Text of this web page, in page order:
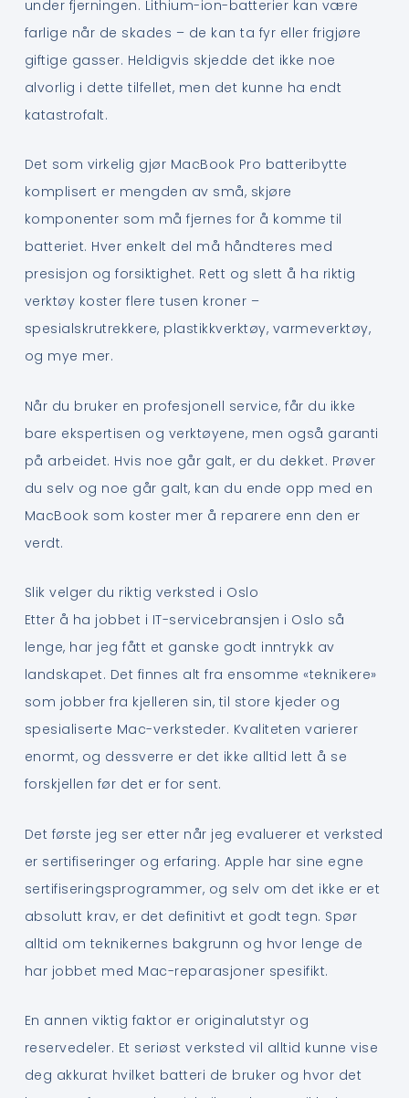
under fjerningen. Lithium-ion-batterier kan være
farlige når de skades – de kan ta fyr eller frigjøre
giftige gasser. Heldigvis skjedde det ikke noe
alvorlig i dette tilfellet, men det kunne ha endt
katastrofalt.
Det som virkelig gjør MacBook Pro batteribytte
komplisert er mengden av små, skjøre
komponenter som må fjernes for å komme til
batteriet. Hver enkelt del må håndteres med
presisjon og forsiktighet. Rett og slett å ha riktig
verktøy koster flere tusen kroner –
spesialskrutrekkere, plastikkverktøy, varmeverktøy,
og mye mer.
Når du bruker en profesjonell service, får du ikke
bare ekspertisen og verktøyene, men også garanti
på arbeidet. Hvis noe går galt, er du dekket. Prøver
du selv og noe går galt, kan du ende opp med en
MacBook som koster mer å reparere enn den er
verdt.
Slik velger du riktig verksted i Oslo
Etter å ha jobbet i IT-servicebransjen i Oslo så
lenge, har jeg fått et ganske godt inntrykk av
landskapet. Det finnes alt fra ensomme «teknikere»
som jobber fra kjelleren sin, til store kjeder og
spesialiserte Mac-verksteder. Kvaliteten varierer
enormt, og dessverre er det ikke alltid lett å se
forskjellen før det er for sent.
Det første jeg ser etter når jeg evaluerer et verksted
er sertifiseringer og erfaring. Apple har sine egne
sertifiseringsprogrammer, og selv om det ikke er et
absolutt krav, er det definitivt et godt tegn. Spør
alltid om teknikernes bakgrunn og hvor lenge de
har jobbet med Mac-reparasjoner spesifikt.
En annen viktig faktor er originalutstyr og
reservedeler. Et seriøst verksted vil alltid kunne vise
deg akkurat hvilket batteri de bruker og hvor det